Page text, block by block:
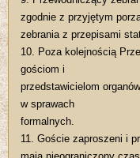
zgodnie z przyjętym
zebrania z przepisami
10. Poza kolejnością
gościom i
przedstawicielom
w sprawach
formalnych.
11. Goście zaproszeni i